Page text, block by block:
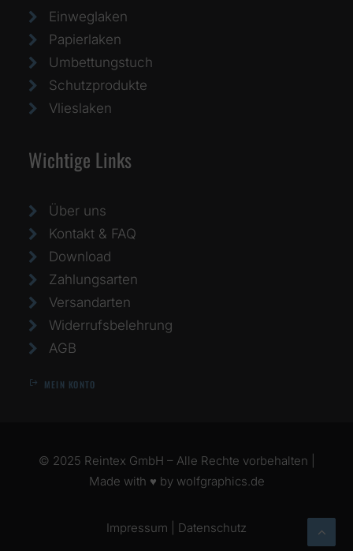
Einweglaken
Papierlaken
Umbettungstuch
Schutzprodukte
Vlieslaken
Wichtige Links
Über uns
Kontakt & FAQ
Download
Zahlungsarten
Versandarten
Widerrufsbelehrung
AGB
MEIN KONTO
© 2025 Reintex GmbH – Alle Rechte vorbehalten |
Made with ♥ by wolfgraphics.de
Impressum Datenschutz